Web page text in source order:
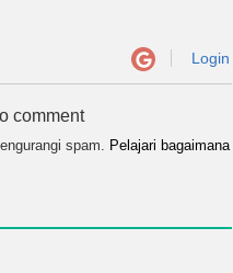
Login
comment
spam. Pelajari bagaimana